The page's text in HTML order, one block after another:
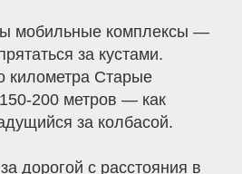
мобильные комплексы —
за кустами.
километра Старые
200 метров — как
за колбасой.
дорогой с расстояния в